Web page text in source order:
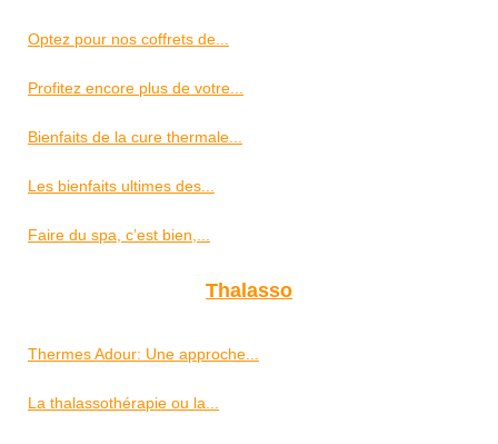
Optez pour nos coffrets de...
Profitez encore plus de votre...
Bienfaits de la cure thermale...
Les bienfaits ultimes des...
Faire du spa, c’est bien,...
Thalasso
Thermes Adour: Une approche...
La thalassothérapie ou la...